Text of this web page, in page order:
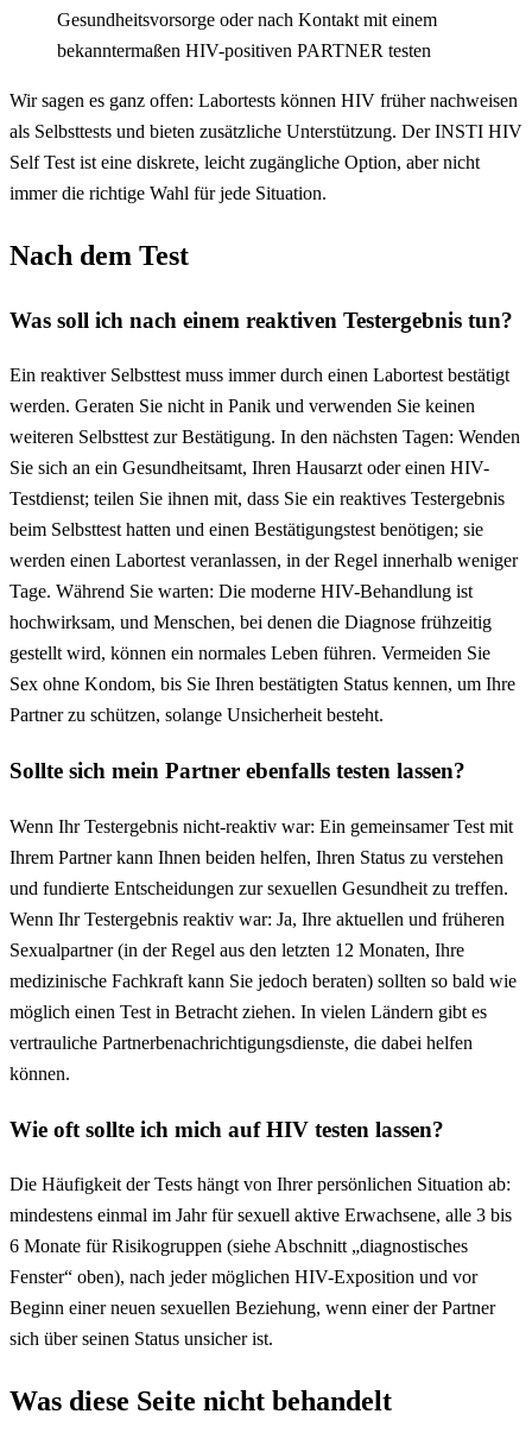
Gesundheitsvorsorge oder nach Kontakt mit einem
bekanntermaßen HIV-positiven PARTNER testen
Wir sagen es ganz offen: Labortests können HIV früher nachweisen
als Selbsttests und bieten zusätzliche Unterstützung. Der INSTI HIV
Self Test ist eine diskrete, leicht zugängliche Option, aber nicht
immer die richtige Wahl für jede Situation.
Nach dem Test
Was soll ich nach einem reaktiven Testergebnis tun?
Ein reaktiver Selbsttest muss immer durch einen Labortest bestätigt
werden. Geraten Sie nicht in Panik und verwenden Sie keinen
weiteren Selbsttest zur Bestätigung. In den nächsten Tagen: Wenden
Sie sich an ein Gesundheitsamt, Ihren Hausarzt oder einen HIV-
Testdienst; teilen Sie ihnen mit, dass Sie ein reaktives Testergebnis
beim Selbsttest hatten und einen Bestätigungstest benötigen; sie
werden einen Labortest veranlassen, in der Regel innerhalb weniger
Tage. Während Sie warten: Die moderne HIV-Behandlung ist
hochwirksam, und Menschen, bei denen die Diagnose frühzeitig
gestellt wird, können ein normales Leben führen. Vermeiden Sie
Sex ohne Kondom, bis Sie Ihren bestätigten Status kennen, um Ihre
Partner zu schützen, solange Unsicherheit besteht.
Sollte sich mein Partner ebenfalls testen lassen?
Wenn Ihr Testergebnis nicht-reaktiv war: Ein gemeinsamer Test mit
Ihrem Partner kann Ihnen beiden helfen, Ihren Status zu verstehen
und fundierte Entscheidungen zur sexuellen Gesundheit zu treffen.
Wenn Ihr Testergebnis reaktiv war: Ja, Ihre aktuellen und früheren
Sexualpartner (in der Regel aus den letzten 12 Monaten, Ihre
medizinische Fachkraft kann Sie jedoch beraten) sollten so bald wie
möglich einen Test in Betracht ziehen. In vielen Ländern gibt es
vertrauliche Partnerbenachrichtigungsdienste, die dabei helfen
können.
Wie oft sollte ich mich auf HIV testen lassen?
Die Häufigkeit der Tests hängt von Ihrer persönlichen Situation ab:
mindestens einmal im Jahr für sexuell aktive Erwachsene, alle 3 bis
6 Monate für Risikogruppen (siehe Abschnitt „diagnostisches
Fenster“ oben), nach jeder möglichen HIV-Exposition und vor
Beginn einer neuen sexuellen Beziehung, wenn einer der Partner
sich über seinen Status unsicher ist.
Was diese Seite nicht behandelt